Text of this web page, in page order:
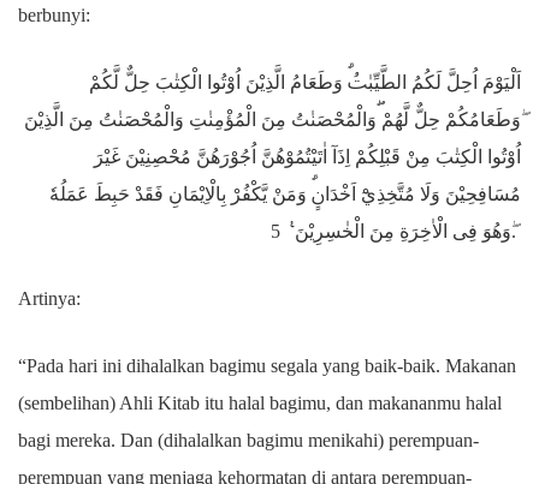
berbunyi:
اَلْيَوْمَ اُحِلَّ لَكُمُ الطَّيِّبٰتُۗ وَطَعَامُ الَّذِيْنَ اُوْتُوا الْكِتٰبَ حِلٌّ لَّكُمْ
ۖوَطَعَامُكُمْ حِلٌّ لَّهُمْ ۖوَالْمُحْصَنٰتُ مِنَ الْمُؤْمِنٰتِ وَالْمُحْصَنٰتُ مِنَ الَّذِيْنَ
اُوْتُوا الْكِتٰبَ مِنْ قَبْلِكُمْ اِذَآ اٰتَيْتُمُوْهُنَّ اُجُوْرَهُنَّ مُحْصِنِيْنَ غَيْرَ
مُسَافِحِيْنَ وَلَا مُتَّخِذِيْٓ اَخْدَانٍۗ وَمَنْ يَّكْفُرْ بِالْاِيْمَانِ فَقَدْ حَبِطَ عَمَلُهٗ
ۖوَهُوَ فِى الْاٰخِرَةِ مِنَ الْخٰسِرِيْنَ ࣖ 5.
Artinya:
“Pada hari ini dihalalkan bagimu segala yang baik-baik. Makanan
(sembelihan) Ahli Kitab itu halal bagimu, dan makananmu halal
bagi mereka. Dan (dihalalkan bagimu menikahi) perempuan-
perempuan yang menjaga kehormatan di antara perempuan-